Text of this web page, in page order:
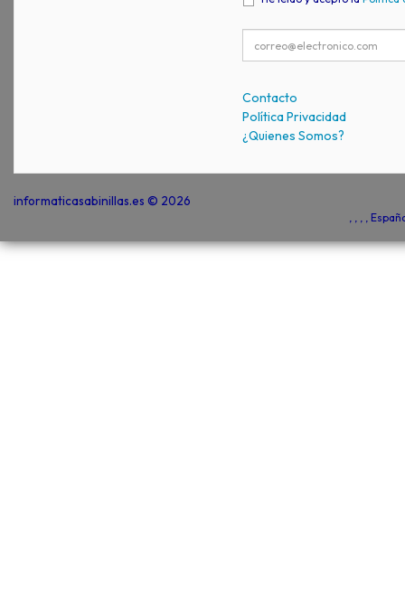
Contacto
Política Privacidad
¿Quienes Somos?
informaticasabinillas.es © 2026
, , , ,